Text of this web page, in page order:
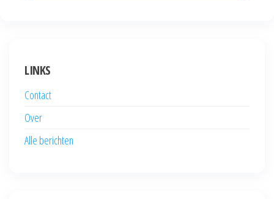
LINKS
Contact
Over
Alle berichten